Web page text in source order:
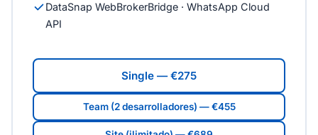
DataSnap WebBrokerBridge · WhatsApp Cloud
API
Single — €275
Team (2 desarrolladores) — €455